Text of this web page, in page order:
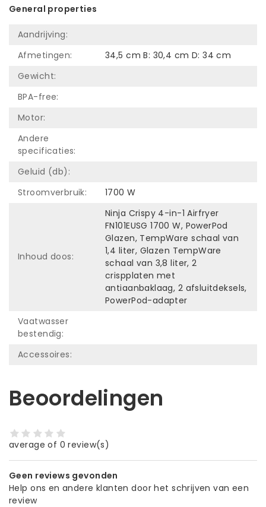
General properties
Aandrijving:
Afmetingen:
34,5 cm B: 30,4 cm D: 34 cm
Gewicht:
BPA-free:
Motor:
Andere
specificaties:
Geluid (db):
Stroomverbruik:
1700 W
Inhoud doos:
Ninja Crispy 4-in-1 Airfryer
FN101EUSG 1700 W, PowerPod
Glazen, TempWare schaal van
1,4 liter, Glazen TempWare
schaal van 3,8 liter, 2
crispplaten met
antiaanbaklaag, 2 afsluitdeksels,
PowerPod-adapter
Vaatwasser
bestendig:
Accessoires:
Beoordelingen
average of 0 review(s)
Geen reviews gevonden
Help ons en andere klanten door het schrijven van een
review